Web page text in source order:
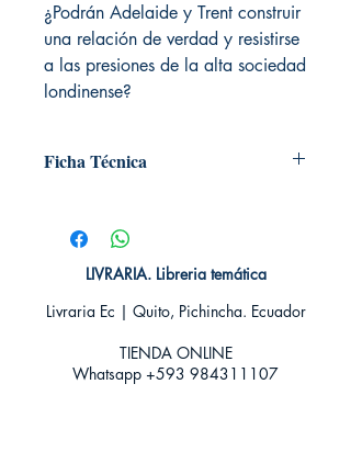
¿Podrán Adelaide y Trent construir
una relación de verdad y resistirse
a las presiones de la alta sociedad
londinense?
Ficha Técnica
Editorial: Libros de Seda
Idioma: Castellano
Encuadernación: Tapa blanda
Categoría: Novela Romántica -
Tamaño: Grande
LIVRARIA. Libreria temática
Livraria Ec | Quito, Pichincha. Ecuador
TIENDA ONLINE​
Whatsapp +593 984311107